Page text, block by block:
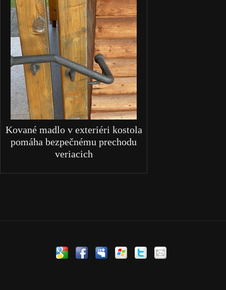
Kované madlo v exteriéri kostola
pomáha bezpečnému prechodu
veriacich